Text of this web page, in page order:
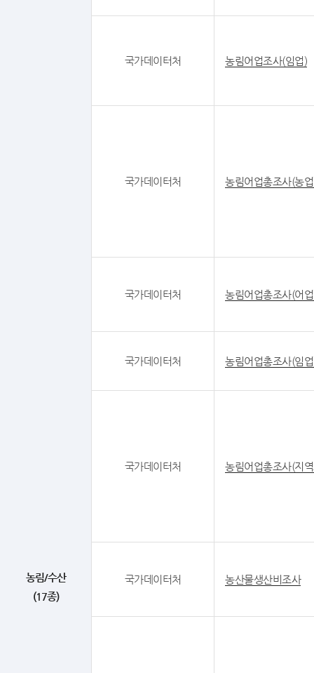
농림/수산
(17종)
국가데이터처 농림어업조사(임업)
국가데이터처 농림어업총조사(농
국가데이터처 농림어업총조사(어
국가데이터처 농림어업총조사(임
국가데이터처 농림어업총조사(지
국가데이터처 농산물생산비조사